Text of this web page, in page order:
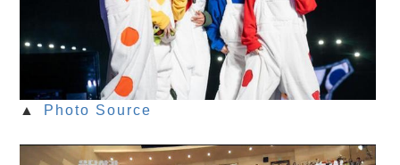
▲ Photo Source